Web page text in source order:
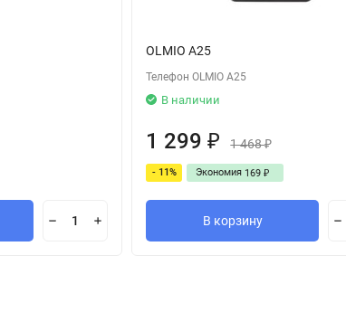
OLMIO A25
Телефон OLMIO A25
В наличии
1 299₽ 1 468₽
- 11% Экономия 169₽
В корзину